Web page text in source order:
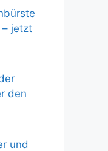
– jetzt
den
und